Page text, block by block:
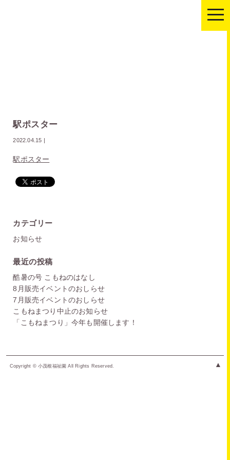
駅ポスター
2022.04.15 |
駅ポスター
カテゴリー
お知らせ
最近の投稿
酷暑の号 こもねのはなし
8月販売イベントのおしらせ
7月販売イベントのおしらせ
こもねまつり中止のお知らせ
「こもねまつり」今年も開催します！
Copyright © 小茂根福祉園 All Rights Reserved. ▲